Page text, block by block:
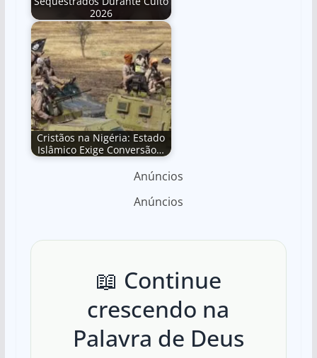
2026
Cristãos na Nigéria: Estado
Islâmico Exige Conversão…
Anúncios
Anúncios
📖 Continue
crescendo na
Palavra de Deus